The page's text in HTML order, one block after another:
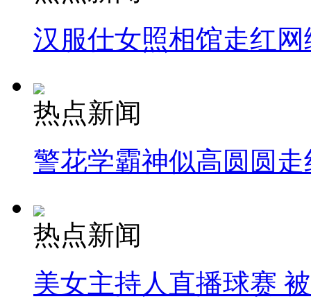
汉服仕女照相馆走红网
热点新闻
警花学霸神似高圆圆走
热点新闻
美女主持人直播球赛